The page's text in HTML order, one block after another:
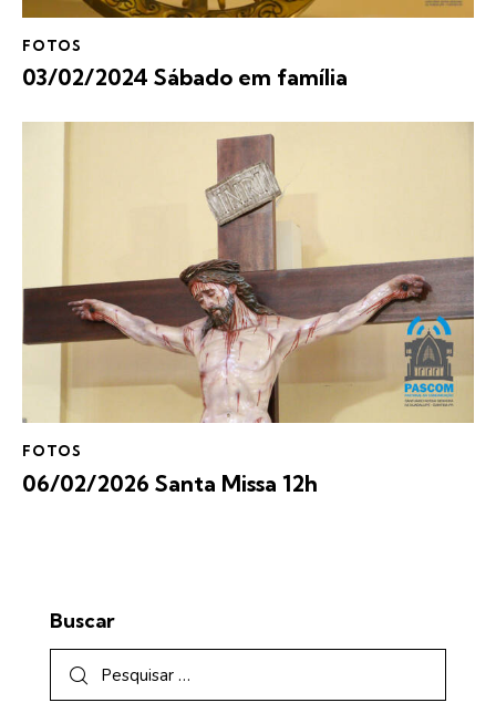
FOTOS
03/02/2024 Sábado em família
FOTOS
06/02/2026 Santa Missa 12h
Buscar